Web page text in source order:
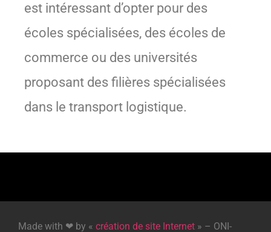
est intéressant d’opter pour des
écoles spécialisées, des écoles de
commerce ou des universités
proposant des filières spécialisées
dans le transport logistique.
Made with ❤ by « création de site Internet » – ONI-